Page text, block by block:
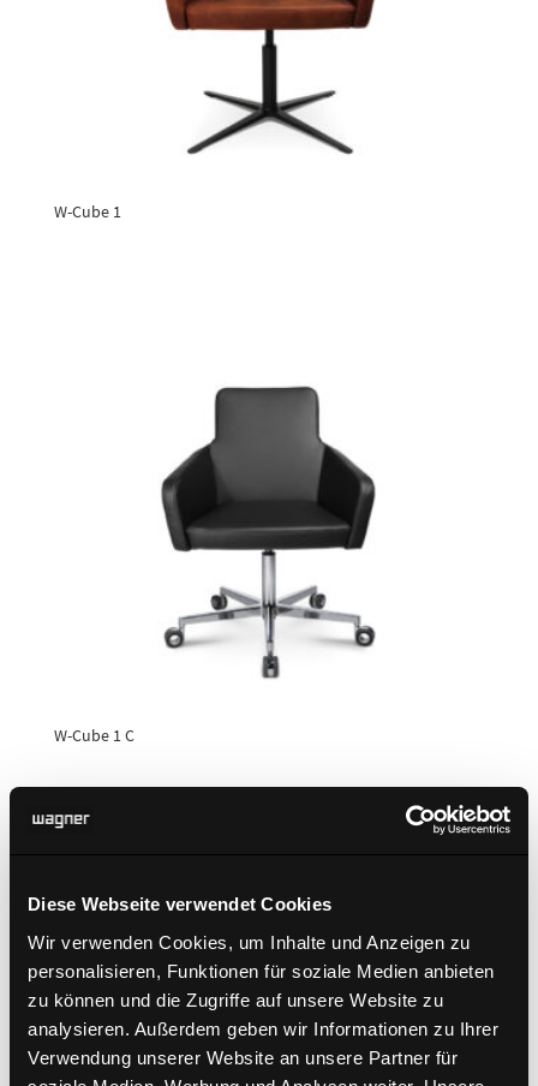
Diese Webseite verwendet Cookies
Wir verwenden Cookies, um Inhalte und Anzeigen zu
personalisieren, Funktionen für soziale Medien anbieten
zu können und die Zugriffe auf unsere Website zu
analysieren. Außerdem geben wir Informationen zu Ihrer
Verwendung unserer Website an unsere Partner für
W-Cube 1
W-Cube 1 C